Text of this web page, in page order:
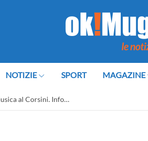
NOTIZIE SPORT MAGAZINE
al Corsini. Info…